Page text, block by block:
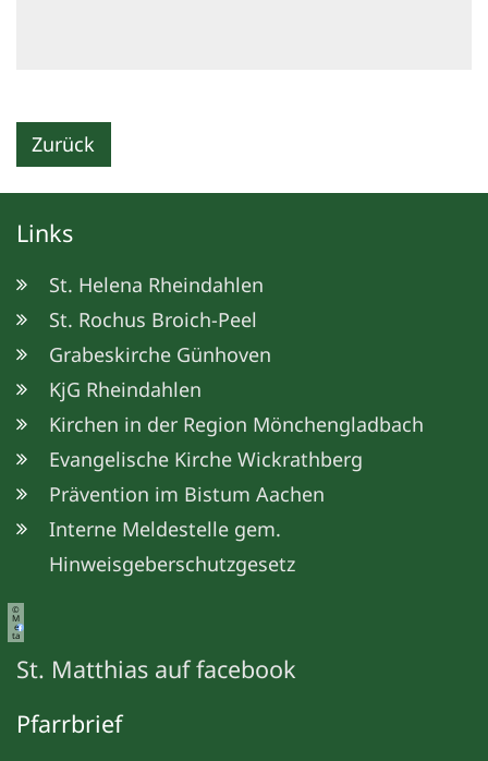
Zurück
Links
St. Helena Rheindahlen
St. Rochus Broich-Peel
Grabeskirche Günhoven
KjG Rheindahlen
Kirchen in der Region Mönchengladbach
Evangelische Kirche Wickrathberg
Prävention im Bistum Aachen
Interne Meldestelle gem.
Hinweisgeberschutzgesetz
©
M
e
ta
St. Matthias auf facebook
Pfarrbrief